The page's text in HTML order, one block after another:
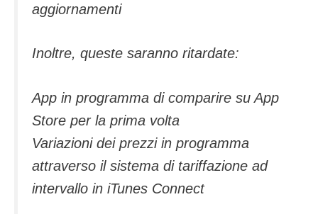
aggiornamenti
Inoltre, queste saranno ritardate:
App in programma di comparire su App
Store per la prima volta
Variazioni dei prezzi in programma
attraverso il sistema di tariffazione ad
intervallo in iTunes Connect